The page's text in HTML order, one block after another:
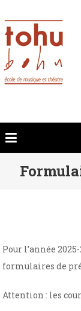
to
content
Pour l’année
formulaires de
Attention : les